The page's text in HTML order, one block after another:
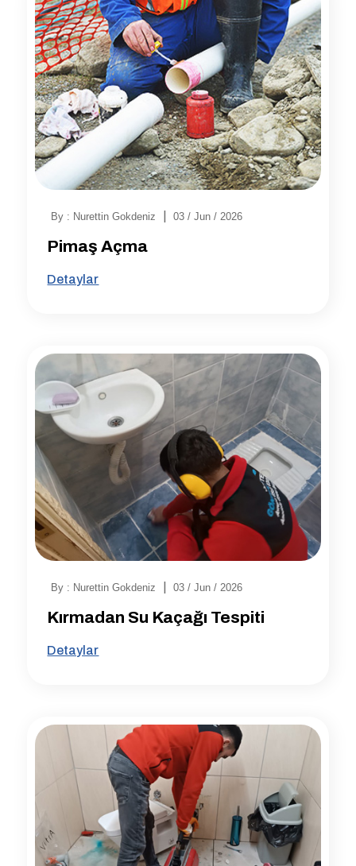
By : Nurettin Gokdeniz 03 / Jun / 2026
Pimaş Açma
Detaylar
By : Nurettin Gokdeniz 03 / Jun / 2026
Kırmadan Su Kaçağı Tespiti
Detaylar